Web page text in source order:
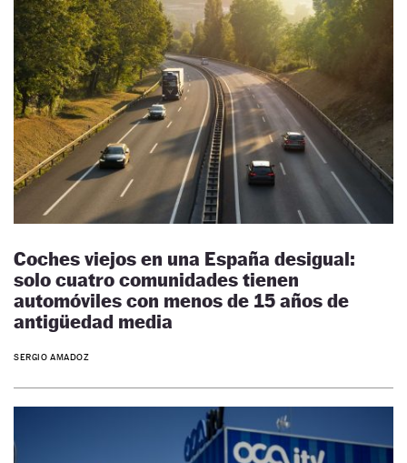
Coches viejos en una España desigual:
solo cuatro comunidades tienen
automóviles con menos de 15 años de
antigüedad media
SERGIO AMADOZ